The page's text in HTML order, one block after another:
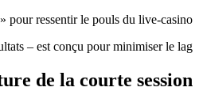
ressentir le pouls du live‑casino.
– est conçu pour minimiser le lag.
de la courte session